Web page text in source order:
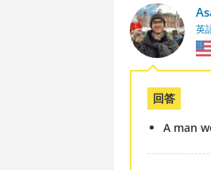
英
回答
A man